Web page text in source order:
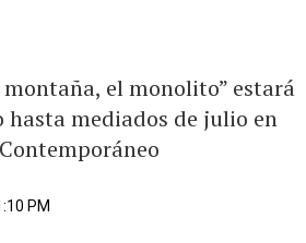
el monolito” estará
mediados de julio en
PM